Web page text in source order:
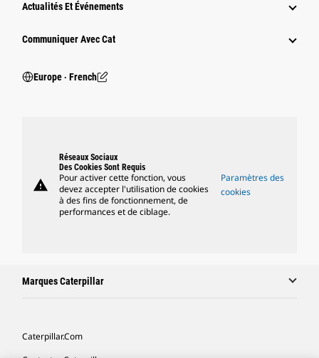
Actualités Et Événements
Communiquer Avec Cat
Europe ‧ French
warning
Réseaux Sociaux
Des Cookies Sont Requis
Pour activer cette fonction, vous
devez accepter l'utilisation de cookies
à des fins de fonctionnement, de
performances et de ciblage.
Paramètres des
cookies
Marques Caterpillar
Caterpillar.com